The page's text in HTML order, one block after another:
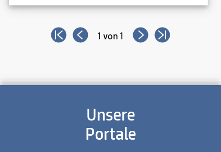
1 von 1
Unsere
Portale